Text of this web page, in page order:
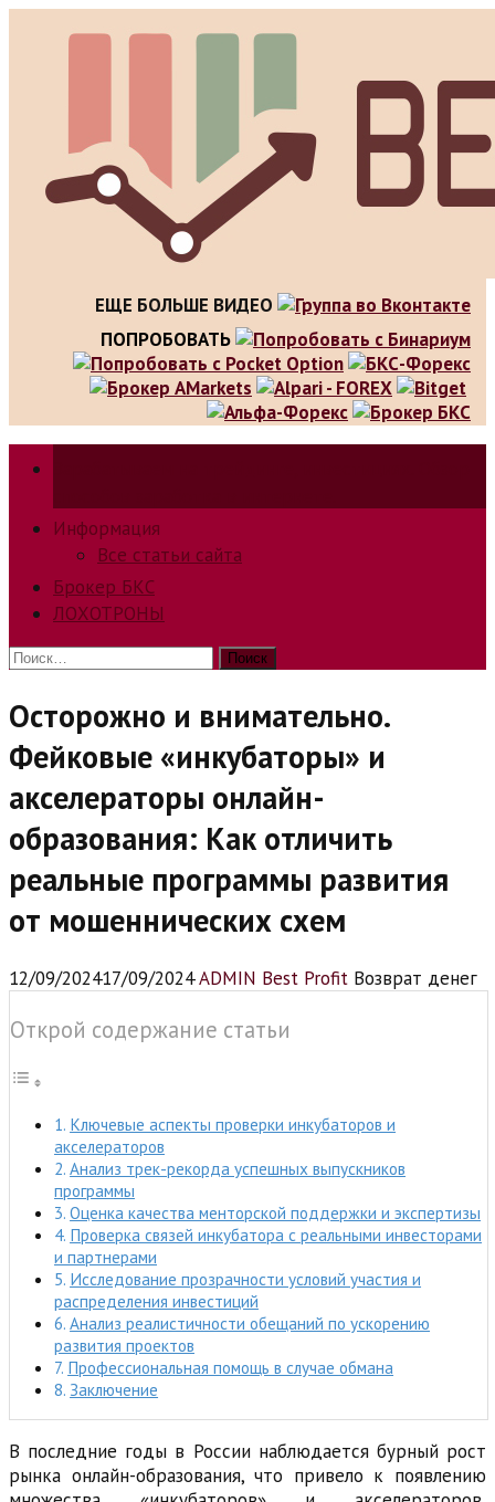
ЕЩЕ БОЛЬШЕ ВИДЕО
ПОПРОБОВАТЬ
Информация
Все статьи сайта
Брокер БКС
ЛОХОТРОНЫ
Найти:
Осторожно и внимательно.
Фейковые «инкубаторы» и
акселераторы онлайн-
образования: Как отличить
реальные программы развития
от мошеннических схем
12/09/202417/09/2024ADMIN Best Profit Возврат денег
Открой содержание статьи
Ключевые аспекты проверки инкубаторов и
акселераторов
Анализ трек-рекорда успешных выпускников
программы
Оценка качества менторской поддержки и экспертизы
Проверка связей инкубатора с реальными инвесторами
и партнерами
Исследование прозрачности условий участия и
распределения инвестиций
Анализ реалистичности обещаний по ускорению
развития проектов
Профессиональная помощь в случае обмана
Заключение
В последние годы в России наблюдается бурный рост
рынка онлайн-образования, что привело к появлению